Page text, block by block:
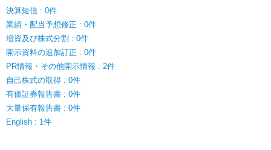
決算短信 : 0件
業績・配当予想修正 : 0件
増資及び株式分割 : 0件
開示資料の追加訂正 : 0件
PR情報・その他開示情報 : 2件
自己株式の取得 : 0件
有価証券報告書 : 0件
大量保有報告書 : 0件
English : 1件